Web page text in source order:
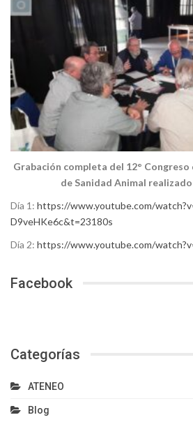
Grabación completa del 12° Congreso
de Sanidad Animal realizado
Día 1: https://www.youtube.com/
D9veHKe6c&t=23180s
Día 2: https://www.youtube.com/
Facebook
Categorías
ATENEO
Blog